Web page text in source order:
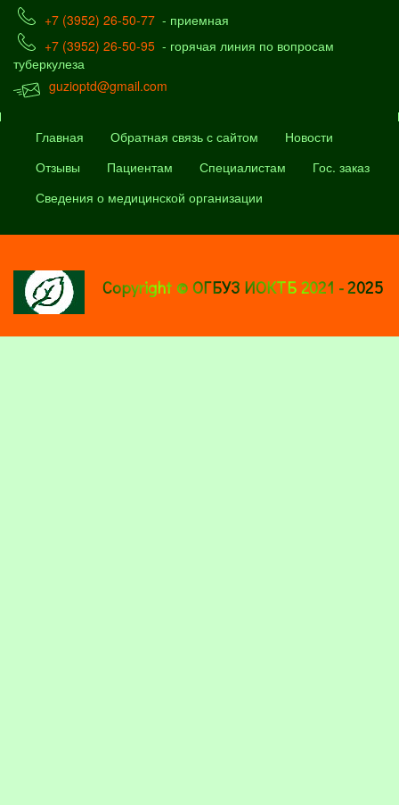
+7 (3952) 26-50-77 - приемная
+7 (3952) 26-50-95 - горячая линия по вопросам
туберкулеза
guzioptd@gmail.com
Главная Обратная связь с сайтом
Новости
Отзывы
Пациентам Специалистам
Гос. заказ
Сведения о медицинской организации
Copyright © ОГБУЗ ИОКТБ 2021 - 2025